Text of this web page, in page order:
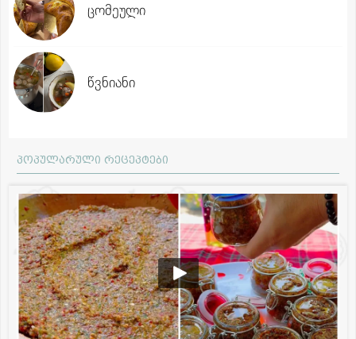
ცომეული
წვნიანი
პოპულარული რეცეპტები